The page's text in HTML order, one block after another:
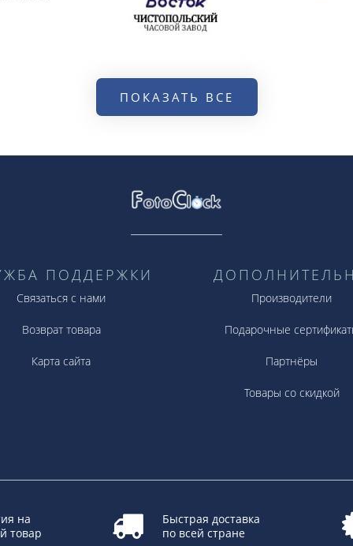
ПОКАЗАТЬ ВСЕ
ПОДДЕРЖКИ
Связаться с нами
Возврат товара
Карта сайта
Производители
Подарочные
Партнёры
Товары со скидкой
на
товар
Быстрая доставка
по всей стране